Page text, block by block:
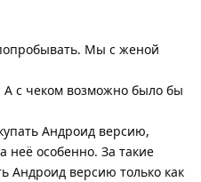
Мы с женой
А с чеком возможно было бы
Андроид версию,
неё особенно. За такие
Андроид версию только как